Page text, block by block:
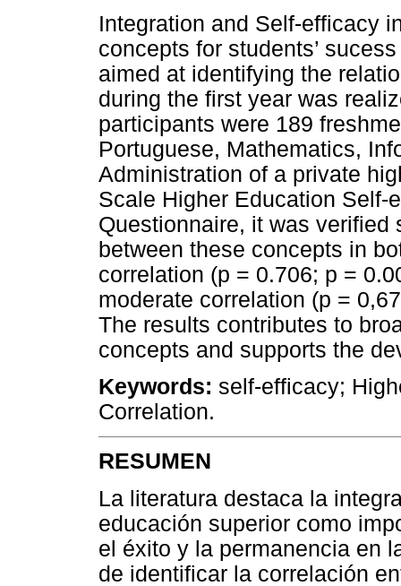
Integration and Self-efficacy
concepts for students’
aimed at identifying the
during the first year was
participants were 189
Portuguese, Mathematics,
Administration of a private
Scale Higher Education Self-
Questionnaire, it was
between these concepts in
correlation (p = 0.706; p =
moderate correlation (p =
The results contributes to
concepts and supports the
Keywords: self-efficacy;
Correlation.
RESUMEN
La literatura destaca la
educación superior como
el éxito y la permanencia en
de identificar la correlación